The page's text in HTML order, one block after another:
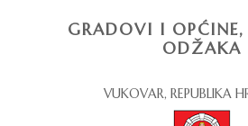
GRADOVI I OPĆINE,
ODŽAKA
VUKOVAR, REPUBLIKA